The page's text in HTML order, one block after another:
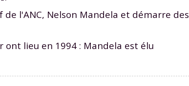
l'ANC, Nelson Mandela et démarre des
ont lieu en 1994 : Mandela est élu